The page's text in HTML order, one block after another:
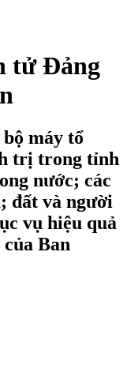
tử Đảng
máy tổ
trị trong tỉnh
nước; các
đất và người
vụ hiệu quả
Ban